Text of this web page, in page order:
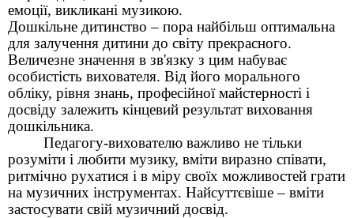
емоції, викликані музикою.
Дошкільне дитинство – пора найбільш оптимальна
для залучення дитини до світу прекрасного.
Величезне значення в зв'язку з цим набуває
особистість вихователя. Від його морального
обліку, рівня знань, професійної майстерності і
досвіду залежить кінцевий результат виховання
дошкільника.
Педагогу-вихователю важливо не тільки
розуміти і любити музику, вміти виразно співати,
ритмічно рухатися і в міру своїх можливостей грати
на музичних інструментах. Найсуттєвіше – вміти
застосувати свій музичний досвід.